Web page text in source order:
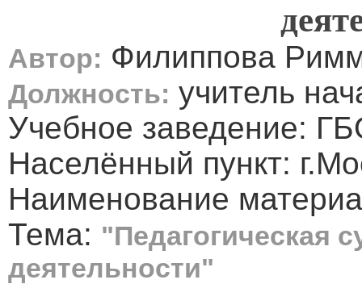
Автор: Филиппова
Должность: учитель
Учебное заведение:
Населённый пункт:
Наименование
Тема: "Педагогическая
деятельности"